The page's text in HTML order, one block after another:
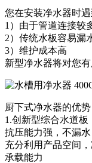
您在安装净水器时
1）由于管道连接较
2）传统水板容易漏
3）维护成本高
新型净水器将对您有
厨下式净水器的优势
1.创新型综合水道板
抗压能力强，不漏水
充分利用产品空间
承载能力